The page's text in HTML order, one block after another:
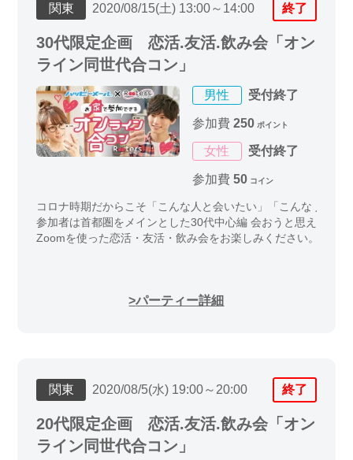
関東 2020/08/15(土) 13:00～14:00 終了
30代限定企画 恋活.友活.飲み会「オン
ライン同世代合コン」
男性 受付終了
参加費 250 ポイント
女性 受付終了
参加費 50 コイン
コロナ時期だからこそ「こんな人と会いたい」「こんな 人と
参加者は首都圏をメインとした30代中心編 会おうと思えば会
Zoomを使った恋活・友活・飲み会をお楽しみください。
パーティー詳細
関東 2020/08/5(水) 19:00～20:00 終了
20代限定企画 恋活.友活.飲み会「オン
ライン同世代合コン」